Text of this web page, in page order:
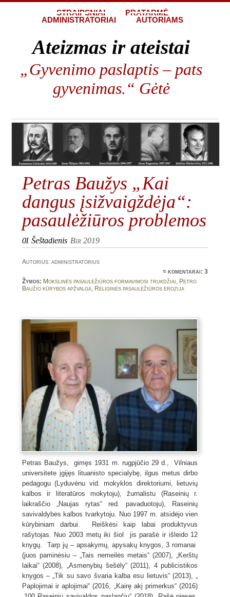
STRAIPSNIAI
PRATARMĖ
ADMINISTRATORIAI
AUTORIAMS
Ateizmas ir ateistai
„Gyvenimo paslaptis – pats
gyvenimas.“ Gėtė
Petras Baužys „Kai
dangus įsižvaigždėja“:
pasaulėžiūros problemos
01 Šeštadienis Bir 2019
Autorius: administratorius
≈komentarai: 3
Žymos: Mokslinės pasaulėžiūros formavimosi trukdžiai, Petro
Baužio kūrybos apžvalga, Religinės pasaulėžiūros erozija
Petras Baužys, gimęs 1931 m. rugpjūčio 29 d., Vilniaus
universitete įgijęs lituanisto specialybę, ilgus metus dirbo
pedagogu (Lyduvėnu vid. mokyklos direktoriumi, lietuvių
kalbos ir literatūros mokytoju), žurnalistu (Raseinių r.
laikraščio „Naujas rytas“ red. pavaduotoju), Raseinių
savivaldybės kalbos tvarkytoju. Nuo 1997 m. atsidėjo vien
kūrybiniam darbui. Reiškėsi kaip labai produktyvus
rašytojas. Nuo 2003 metų iki šiol jis parašė ir išleido 12
knygų. Tarp jų – apsakymų, apysakų knygos, 3 romanai
(juos paminėsiu – „Tais nemeilės metais“ (2007), „Kerštų
laikai“ (2008), „Asmenybių šešėly“ (2011), 4 publicistikos
knygos – „Tik su savo švaria kalba esu lietuvis“ (2013), „
Paplojimai ir aplojimai“ (2016, „Kairę akį primerkus“ (2016)